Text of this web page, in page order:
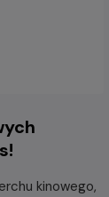
kinowego,